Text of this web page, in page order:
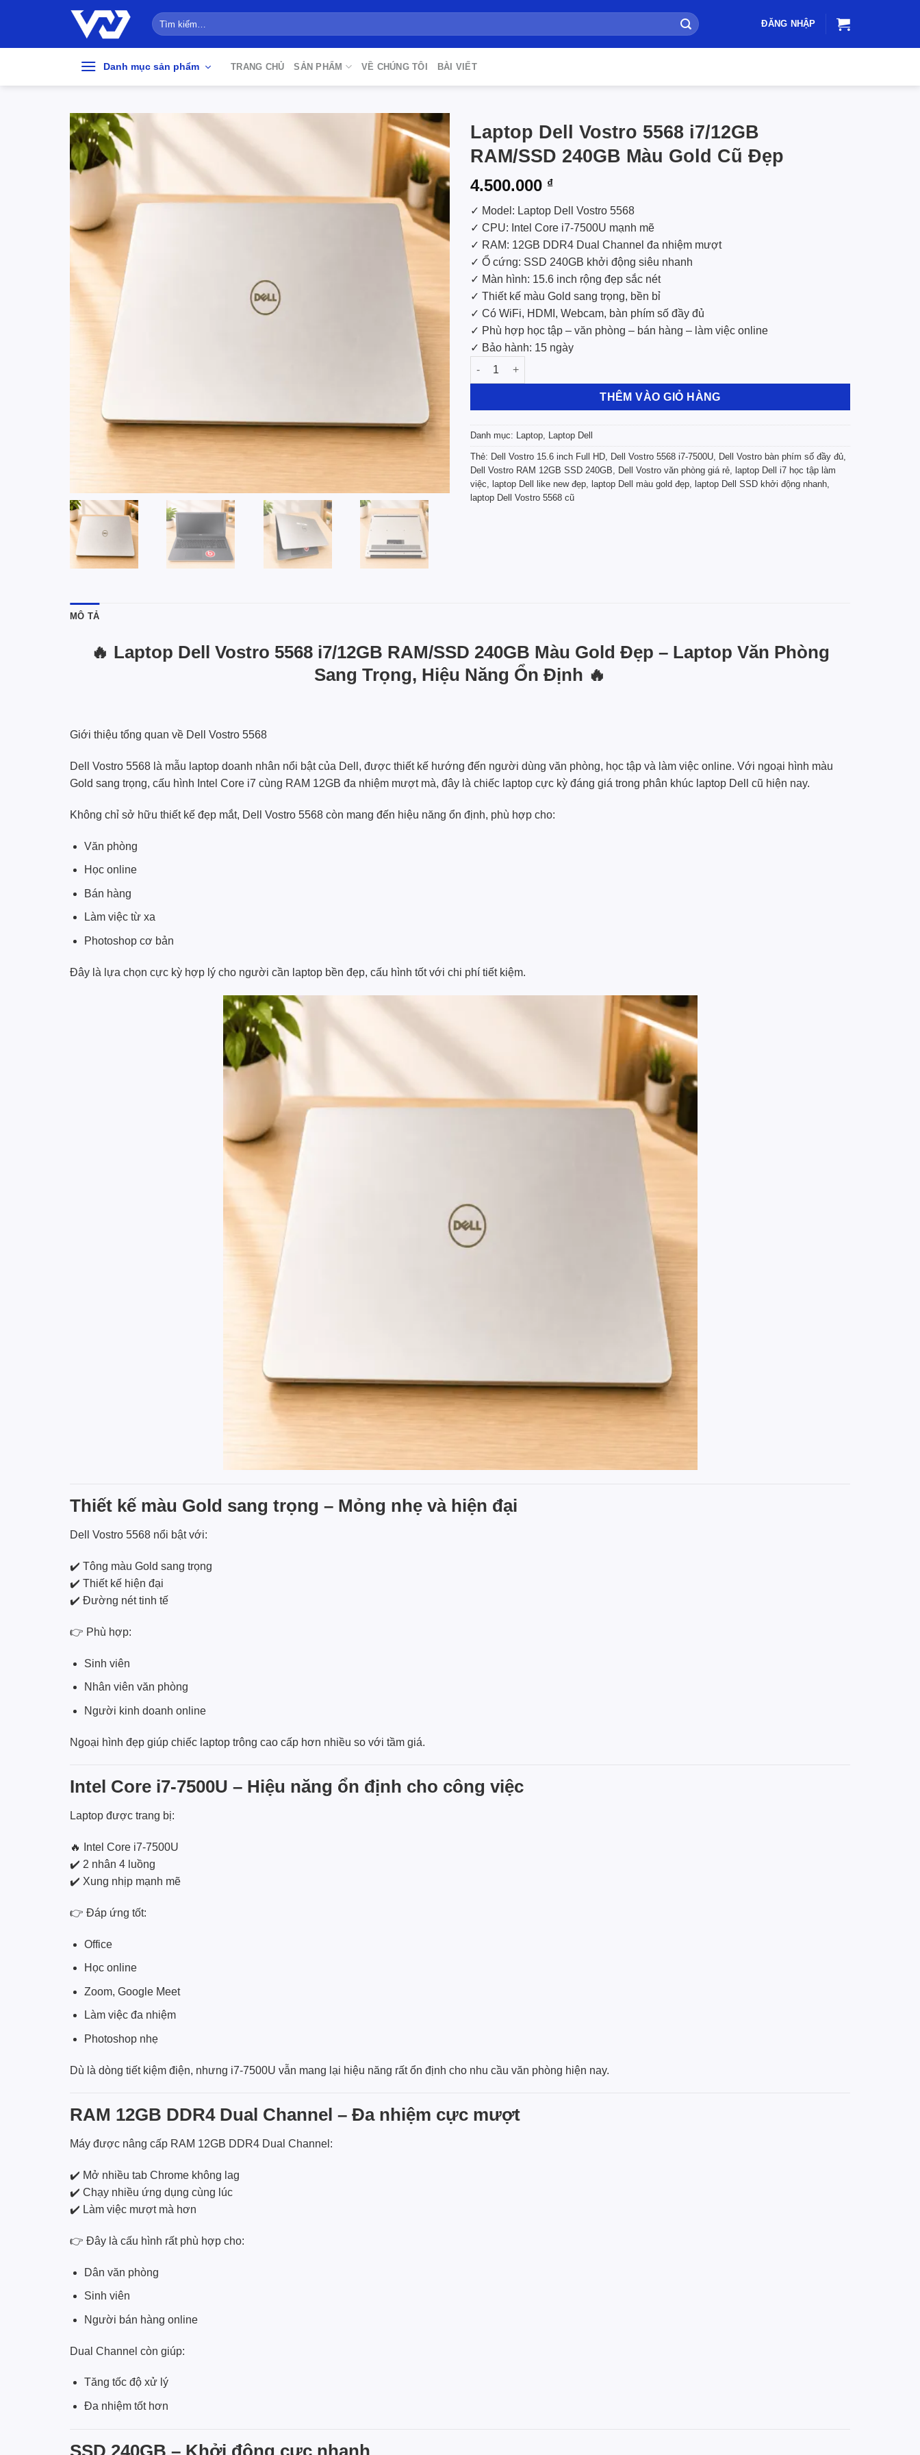
Tìm
kiếm:
ĐĂNG NHẬP
Danh mục sản phẩm TRANG CHỦ SẢN PHẨM VỀ CHÚNG TÔI BÀI VIẾT
Add to
wishlist
Laptop Dell Vostro 5568 i7/12GB
RAM/SSD 240GB Màu Gold Cũ Đẹp
4.500.000 ₫
✓ Model: Laptop Dell Vostro 5568
✓ CPU: Intel Core i7-7500U mạnh mẽ
✓ RAM: 12GB DDR4 Dual Channel đa nhiệm mượt
✓ Ổ cứng: SSD 240GB khởi động siêu nhanh
✓ Màn hình: 15.6 inch rộng đẹp sắc nét
✓ Thiết kế màu Gold sang trọng, bền bỉ
✓ Có WiFi, HDMI, Webcam, bàn phím số đầy đủ
✓ Phù hợp học tập – văn phòng – bán hàng – làm việc online
✓ Bảo hành: 15 ngày
Laptop Dell Vostro 5568 i7/12GB RAM/SSD 240GB Màu Gold Cũ Đẹp số lượng
THÊM VÀO GIỎ HÀNG
Danh mục: Laptop Laptop Dell
Thẻ: Dell Vostro 15.6 inch Full HD Dell Vostro 5568 i7-7500U Dell Vostro bàn phím số đầy đủ
Dell Vostro RAM 12GB SSD 240GB
Dell Vostro văn phòng giá rẻ laptop Dell i7 học tập làm
việc laptop Dell like new đẹp laptop Dell màu gold đẹp laptop Dell SSD khởi động nhanh
laptop Dell Vostro 5568 cũ
MÔ TẢ
🔥 Laptop Dell Vostro 5568 i7/12GB RAM/SSD 240GB Màu Gold Đẹp – Laptop Văn Phòng
Sang Trọng, Hiệu Năng Ổn Định 🔥
Giới thiệu tổng quan về Dell Vostro 5568
Dell Vostro 5568 là mẫu laptop doanh nhân nổi bật của Dell, được thiết kế hướng đến người dùng văn phòng, học tập và làm việc online. Với ngoại hình màu
Gold sang trọng, cấu hình Intel Core i7 cùng RAM 12GB đa nhiệm mượt mà, đây là chiếc laptop cực kỳ đáng giá trong phân khúc laptop Dell cũ hiện nay.
Không chỉ sở hữu thiết kế đẹp mắt, Dell Vostro 5568 còn mang đến hiệu năng ổn định, phù hợp cho:
Văn phòng
Học online
Bán hàng
Làm việc từ xa
Photoshop cơ bản
Đây là lựa chọn cực kỳ hợp lý cho người cần laptop bền đẹp, cấu hình tốt với chi phí tiết kiệm.
Thiết kế màu Gold sang trọng – Mỏng nhẹ và hiện đại
Dell Vostro 5568 nổi bật với:
✔️ Tông màu Gold sang trọng
✔️ Thiết kế hiện đại
✔️ Đường nét tinh tế
👉 Phù hợp:
Sinh viên
Nhân viên văn phòng
Người kinh doanh online
Ngoại hình đẹp giúp chiếc laptop trông cao cấp hơn nhiều so với tầm giá.
Intel Core i7-7500U – Hiệu năng ổn định cho công việc
Laptop được trang bị:
🔥 Intel Core i7-7500U
✔️ 2 nhân 4 luồng
✔️ Xung nhịp mạnh mẽ
👉 Đáp ứng tốt:
Office
Học online
Zoom, Google Meet
Làm việc đa nhiệm
Photoshop nhẹ
Dù là dòng tiết kiệm điện, nhưng i7-7500U vẫn mang lại hiệu năng rất ổn định cho nhu cầu văn phòng hiện nay.
RAM 12GB DDR4 Dual Channel – Đa nhiệm cực mượt
Máy được nâng cấp RAM 12GB DDR4 Dual Channel:
✔️ Mở nhiều tab Chrome không lag
✔️ Chạy nhiều ứng dụng cùng lúc
✔️ Làm việc mượt mà hơn
👉 Đây là cấu hình rất phù hợp cho:
Dân văn phòng
Sinh viên
Người bán hàng online
Dual Channel còn giúp:
Tăng tốc độ xử lý
Đa nhiệm tốt hơn
SSD 240GB – Khởi động cực nhanh